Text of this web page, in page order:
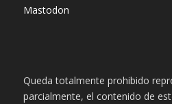
Mastodon
Queda totalmente prohibido
parcialmente, el contenido de